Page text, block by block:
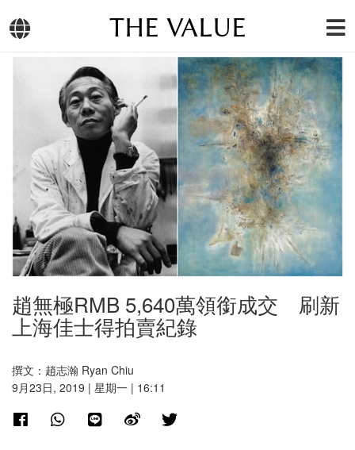
THE VALUE
趙無極RMB 5,640萬領銜成交 刷新
上海佳士得拍賣紀錄
撰文：趙志瀚 Ryan Chiu
9月23日, 2019 | 星期一 | 16:11